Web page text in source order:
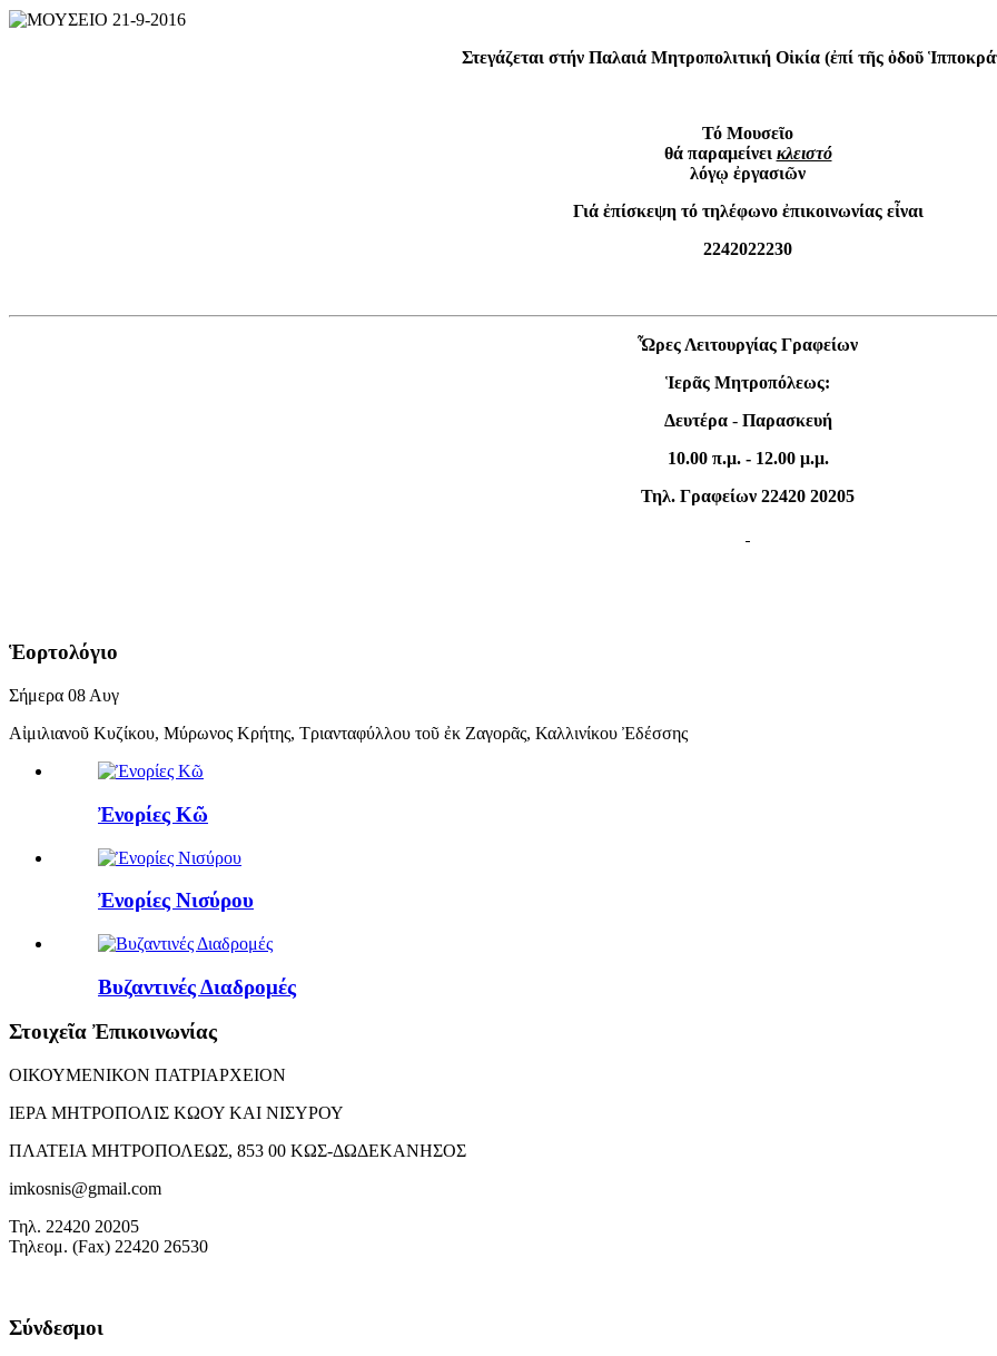
Στεγάζεται στήν Παλαιά Μητροπολιτική Οἰκία (ἐπί τῆς ὁδοῦ
Τό Μουσεῖο
θά παραμείνει κλειστό
λόγῳ ἐργασιῶν
Γιά ἐπίσκεψη τό τηλέφωνο ἐπικοινωνίας εἶναι
2242022230
Ὧρες Λειτουργίας Γραφείων
Ἱερᾶς Μητροπόλεως:
Δευτέρα- Παρασκευή
10.00 π.μ. - 12.00 μ.μ.
Τηλ. Γραφείων 22420 20205
Ἑορτολόγιο
Σήμερα 08 Αυγ
Αἰμιλιανοῦ Κυζίκου, Μύρωνος Κρήτης, Τριανταφύλλου τοῦ ἐκ Ζαγορᾶς, Καλλινίκου Ἐδέσσης
Ἐνορίες Κῶ
Ἐνορίες Νισύρου
Βυζαντινές Διαδρομές
Στοιχεῖα Ἐπικοινωνίας
ΟΙΚΟΥΜΕΝΙΚΟΝ ΠΑΤΡΙΑΡΧΕΙΟΝ
ΙΕΡΑ ΜΗΤΡΟΠΟΛΙΣ ΚΩΟΥ ΚΑΙ ΝΙΣΥΡΟΥ
ΠΛΑΤΕΙΑ ΜΗΤΡΟΠΟΛΕΩΣ, 853 00 ΚΩΣ-ΔΩΔΕΚΑΝΗΣΟΣ
imkosnis@gmail.com
Τηλ. 22420 20205
Τηλεομ. (Fax) 22420 26530
Σύνδεσμοι